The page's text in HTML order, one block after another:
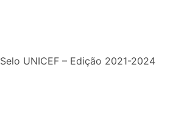
UNICEF – Edição 2021-2024